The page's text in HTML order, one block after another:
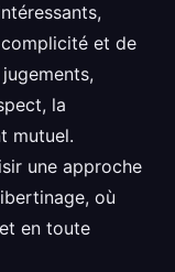
et de
la
mutuel.
une approche
où
en toute